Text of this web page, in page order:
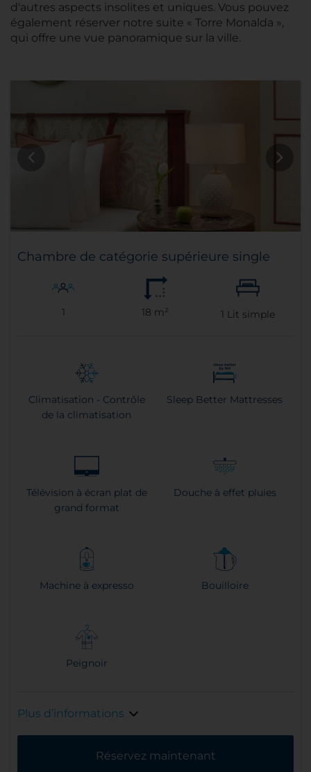
d'autres aspects insolites et uniques. Vous pouvez
également réserver notre suite « Torre Monalda »,
qui offre une vue panoramique sur la ville.
Chambre de catégorie supérieure single
1 18 m² 1 Lit simple
Climatisation - Contrôle
de la climatisation
Sleep Better Mattresses
Télévision à écran plat de
grand format
Douche à effet pluies
Machine à expresso Bouilloire
Peignoir
Plus d’informations
Réservez maintenant